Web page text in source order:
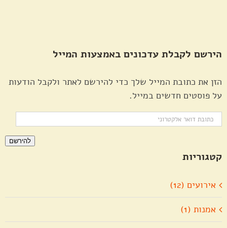
הירשם לקבלת עדכונים באמצעות המייל
הזן את כתובת המייל שלך כדי להירשם לאתר ולקבל הודעות
על פוסטים חדשים במייל.
כתובת
להירשם
קטגוריות
אירועים (12)
אמנות (1)